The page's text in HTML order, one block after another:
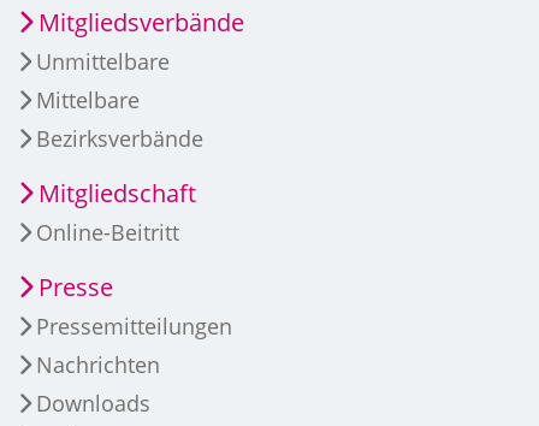
Mitgliedsverbände
Unmittelbare
Mittelbare
Bezirksverbände
Mitgliedschaft
Online-Beitritt
Presse
Pressemitteilungen
Nachrichten
Downloads